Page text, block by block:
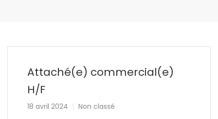
Attaché(e) commercial(e)
H/F
18 avril 2024 Non classé